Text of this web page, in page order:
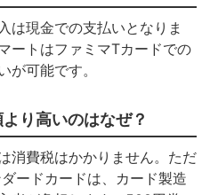
は現金での支払いとなりま
ートはファミマTカードでの
が可能です。
り高いのはなぜ？
消費税はかかりません。ただ
ードカードは、カード製造